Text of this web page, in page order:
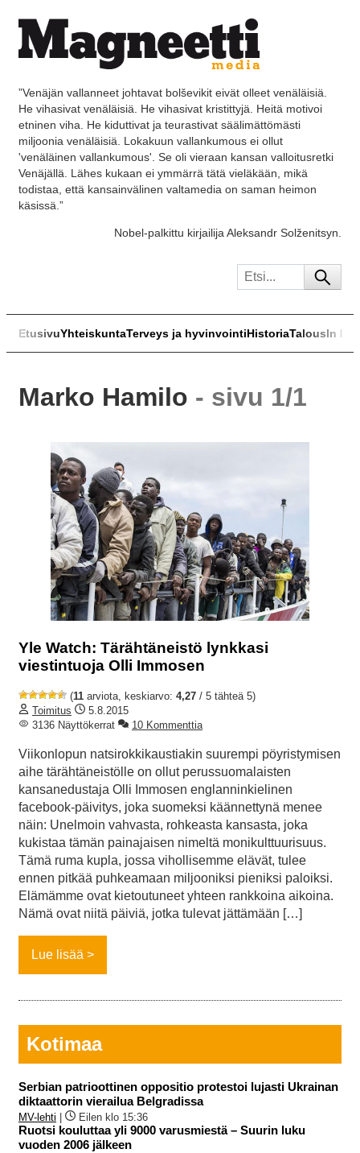
”Venäjän vallanneet johtavat bolševikit eivät olleet venäläisiä.
He vihasivat venäläisiä. He vihasivat kristittyjä. Heitä motivoi
etninen viha. He kiduttivat ja teurastivat säälimättömästi
miljoonia venäläisiä. Lokakuun vallankumous ei ollut
'venäläinen vallankumous'. Se oli vieraan kansan valloitusretki
Venäjällä. Lähes kukaan ei ymmärrä tätä vieläkään, mikä
todistaa, että kansainvälinen valtamedia on saman heimon
käsissä.”
Nobel-palkittu kirjailija Aleksandr Solženitsyn.
EtusivuYhteiskuntaTerveys ja hyvinvointiHistoriaTalousIn
Marko Hamilo - sivu 1/1
Yle Watch: Tärähtäneistö lynkkasi
viestintuoja Olli Immosen
(11 arviota, keskiarvo: 4,27 / 5 tähteä 5)
Toimitus
5.8.2015
3136 Näyttökerrat
10 Kommenttia
Viikonlopun natsirokkikaustiakin suurempi pöyristymisen
aihe tärähtäneistölle on ollut perussuomalaisten
kansanedustaja Olli Immosen englanninkielinen
facebook-päivitys, joka suomeksi käännettynä menee
näin: Unelmoin vahvasta, rohkeasta kansasta, joka
kukistaa tämän painajaisen nimeltä monikulttuurisuus.
Tämä ruma kupla, jossa vihollisemme elävät, tulee
ennen pitkää puhkeamaan miljooniksi pieniksi paloiksi.
Elämämme ovat kietoutuneet yhteen rankkoina aikoina.
Nämä ovat niitä päiviä, jotka tulevat jättämään […]
Lue lisää
Kotimaa
Serbian patrioottinen oppositio protestoi lujasti Ukrainan
diktaattorin vierailua Belgradissa
MV-lehti Eilen klo 15:36
Ruotsi kouluttaa yli 9000 varusmiestä – Suurin luku
vuoden 2006 jälkeen